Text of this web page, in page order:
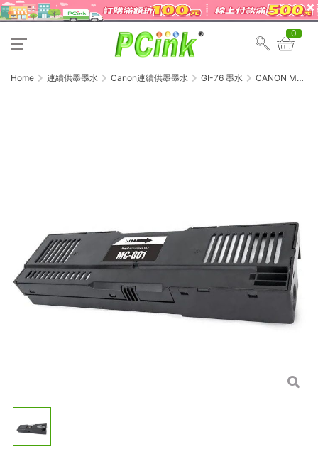
0
Home 連續供墨墨水 Canon連續供墨墨水 GI-76 墨水
CANON MC-